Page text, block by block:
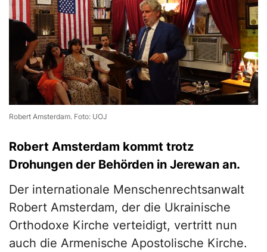
Robert Amsterdam. Foto: UOJ
Robert Amsterdam kommt trotz
Drohungen der Behörden in Jerewan an.
Der internationale Menschenrechtsanwalt
Robert Amsterdam, der die Ukrainische
Orthodoxe Kirche verteidigt, vertritt nun
auch die Armenische Apostolische Kirche.